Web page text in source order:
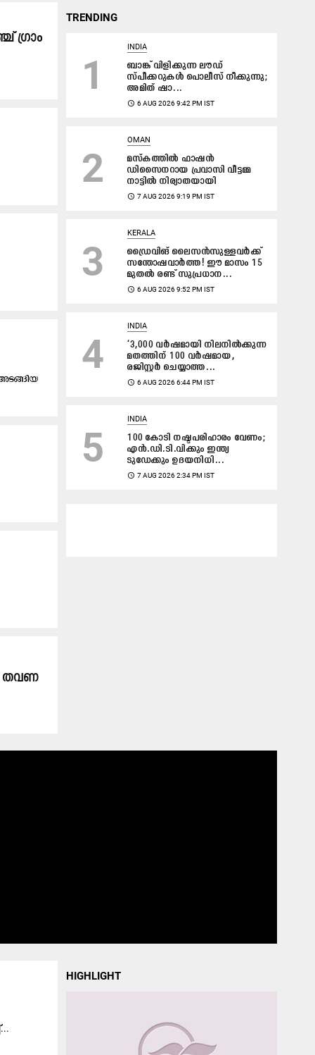
തവണ
TRENDING
1
INDIA
ബാങ്ക് വിളിക്കുന്ന ലൗഡ്‌
സ്പീക്കറുകൾ പൊലീസ് നീക്കുന്നു;
അമിത് ഷാ...
access_time 6 AUG 2026 9:42 PM IST
2
OMAN
മസ്കത്തിൽ ഫാഷൻ
ഡിസൈനറായ പ്രവാസി വീട്ടമ്മ
നാട്ടിൽ നിര്യാതയായി
access_time 7 AUG 2026 9:19 PM IST
3
KERALA
ഡ്രൈവിങ് ലൈസൻസുള്ളവർക്ക്
സന്തോഷവാർത്ത! ഈ മാസം 15
മുതൽ രണ്ട് സുപ്രധാന...
access_time 6 AUG 2026 9:52 PM IST
4
INDIA
‘3,000 വർഷമായി നിലനിൽക്കുന്ന
മതത്തിന് 100 വർഷമായ,
രജിസ്റ്റർ ചെയ്യാത്ത...
access_time 6 AUG 2026 6:44 PM IST
5
INDIA
100 കോടി നഷ്ടപരിഹാരം വേണം;
എൻ.ഡി.ടി.വിക്കും ഇന്ത്യ
ടുഡേക്കും ഉദയനിധി...
access_time 7 AUG 2026 2:34 PM IST
HIGHLIGHT